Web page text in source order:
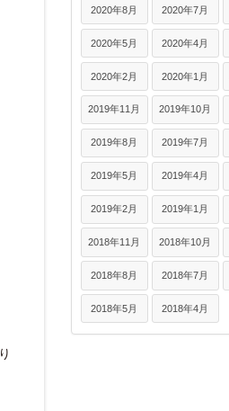
2020年8月 2020年7月
2020年5月 2020年4月
2020年2月 2020年1月
2019年11月 2019年10月
2019年8月 2019年7月
2019年5月 2019年4月
2019年2月 2019年1月
2018年11月 2018年10月
2018年8月 2018年7月
2018年5月 2018年4月